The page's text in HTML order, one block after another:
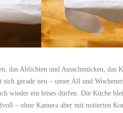
das Ablichten und Ausschmücken, das
gerade neu – unser All und
wieder ein leises dürfen. Die Küche
– ohne Kamera aber mit notierten